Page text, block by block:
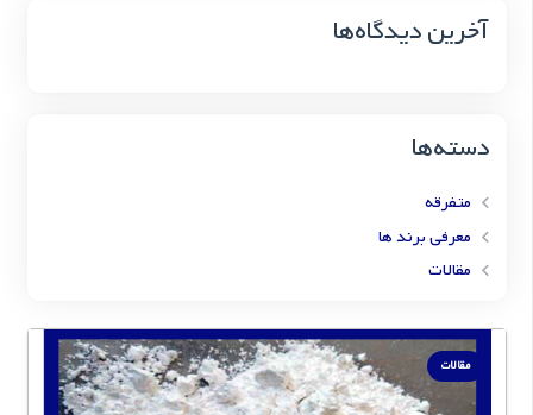
آخرین دیدگاه‌ها
دسته‌ها
متفرقه
معرفی برند ها
مقالات
مقالات